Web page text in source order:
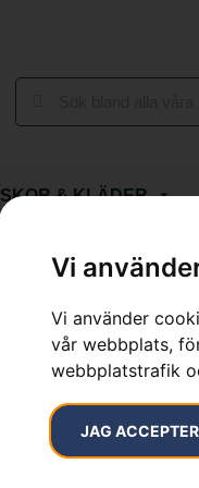
Vi
Vi använder
vår webbplats,
webbplatstrafik
JAG
SKOR & KLÄDER
Endast ett